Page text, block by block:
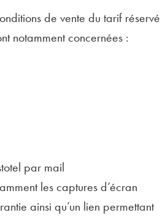
de vente du tarif réservé
notamment concernées :
par mail
les captures d’écran
ainsi qu’un lien permettant